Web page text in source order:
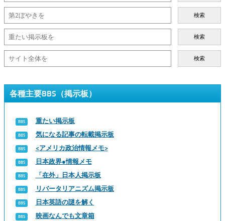
検索
検索
検索
各種主要BBS（掲示板）
重たい掲示板
気になる記事の転載掲示板
<アメリカ政治情報メモ>
日本政界●情報メモ
「在外」日本人掲示板
リバータリアニズム掲示板
日本英語の謎を解く
映画なんでも文章箱